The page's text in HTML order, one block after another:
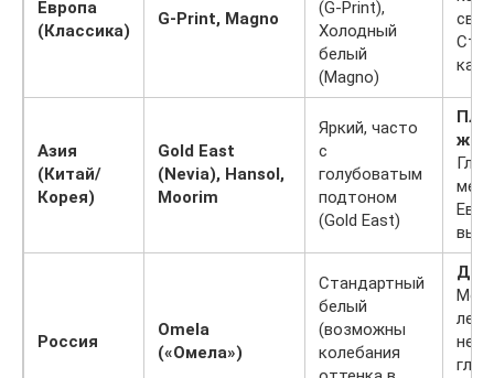
Европа
(Классика)
G-Print, Magno
(G-Print),
Холодный
белый
(Magno)
Азия
(Китай/
Корея)
Gold East
(Nevia), Hansol,
Moorim
Яркий, часто
с
голубоватым
подтоном
(Gold East)
Россия
Omela
(«Омела»)
Стандартный
белый
(возможны
колебания